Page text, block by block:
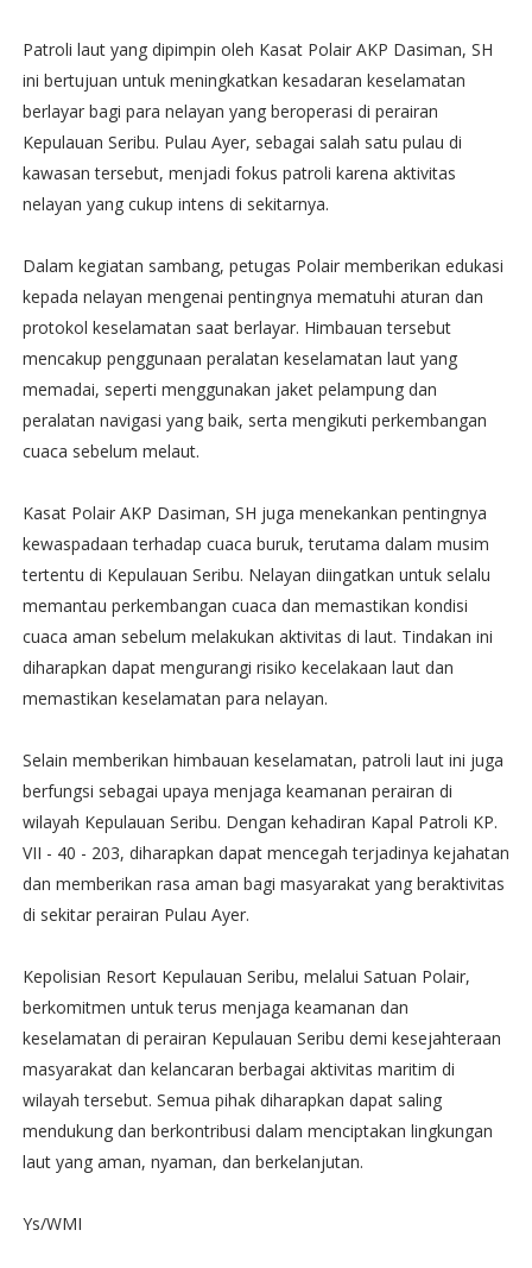
Patroli laut yang dipimpin oleh Kasat Polair AKP Dasiman, SH
ini bertujuan untuk meningkatkan kesadaran keselamatan
berlayar bagi para nelayan yang beroperasi di perairan
Kepulauan Seribu. Pulau Ayer, sebagai salah satu pulau di
kawasan tersebut, menjadi fokus patroli karena aktivitas
nelayan yang cukup intens di sekitarnya.
Dalam kegiatan sambang, petugas Polair memberikan edukasi
kepada nelayan mengenai pentingnya mematuhi aturan dan
protokol keselamatan saat berlayar. Himbauan tersebut
mencakup penggunaan peralatan keselamatan laut yang
memadai, seperti menggunakan jaket pelampung dan
peralatan navigasi yang baik, serta mengikuti perkembangan
cuaca sebelum melaut.
Kasat Polair AKP Dasiman, SH juga menekankan pentingnya
kewaspadaan terhadap cuaca buruk, terutama dalam musim
tertentu di Kepulauan Seribu. Nelayan diingatkan untuk selalu
memantau perkembangan cuaca dan memastikan kondisi
cuaca aman sebelum melakukan aktivitas di laut. Tindakan ini
diharapkan dapat mengurangi risiko kecelakaan laut dan
memastikan keselamatan para nelayan.
Selain memberikan himbauan keselamatan, patroli laut ini juga
berfungsi sebagai upaya menjaga keamanan perairan di
wilayah Kepulauan Seribu. Dengan kehadiran Kapal Patroli KP.
VII - 40 - 203, diharapkan dapat mencegah terjadinya kejahatan
dan memberikan rasa aman bagi masyarakat yang beraktivitas
di sekitar perairan Pulau Ayer.
Kepolisian Resort Kepulauan Seribu, melalui Satuan Polair,
berkomitmen untuk terus menjaga keamanan dan
keselamatan di perairan Kepulauan Seribu demi kesejahteraan
masyarakat dan kelancaran berbagai aktivitas maritim di
wilayah tersebut. Semua pihak diharapkan dapat saling
mendukung dan berkontribusi dalam menciptakan lingkungan
laut yang aman, nyaman, dan berkelanjutan.
Ys/WMI